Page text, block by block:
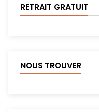
RETRAIT GRATUIT
NOUS TROUVER